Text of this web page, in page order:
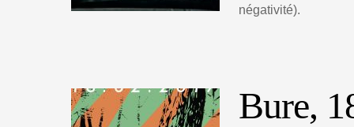
négativité).
Bure,